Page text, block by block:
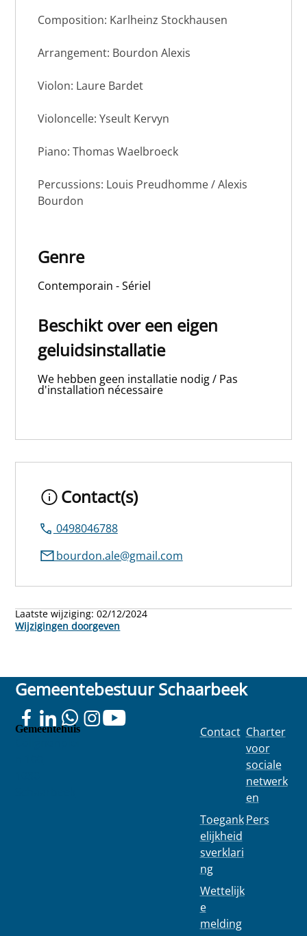
Composition: Karlheinz Stockhausen
Arrangement: Bourdon Alexis
Violon: Laure Bardet
Violoncelle: Yseult Kervyn
Piano: Thomas Waelbroeck
Percussions: Louis Preudhomme / Alexis
Bourdon
Genre
Contemporain - Sériel
Beschikt over een eigen
geluidsinstallatie
We hebben geen installatie nodig / Pas
d'installation nécessaire
Contact(s)
0498046788
bourdon.ale@gmail.com
Laatste wijziging:02/12/2024
Wijzigingen doorgeven
Gemeentebestuur Schaarbeek
Gemeentehuis Contact
Toegank
elijkheid
sverklari
ng
Wettelijk
e
melding
Charter
voor
sociale
netwerk
en
Pers